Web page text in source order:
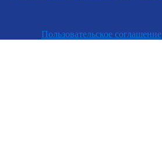
Пользовательское соглашение